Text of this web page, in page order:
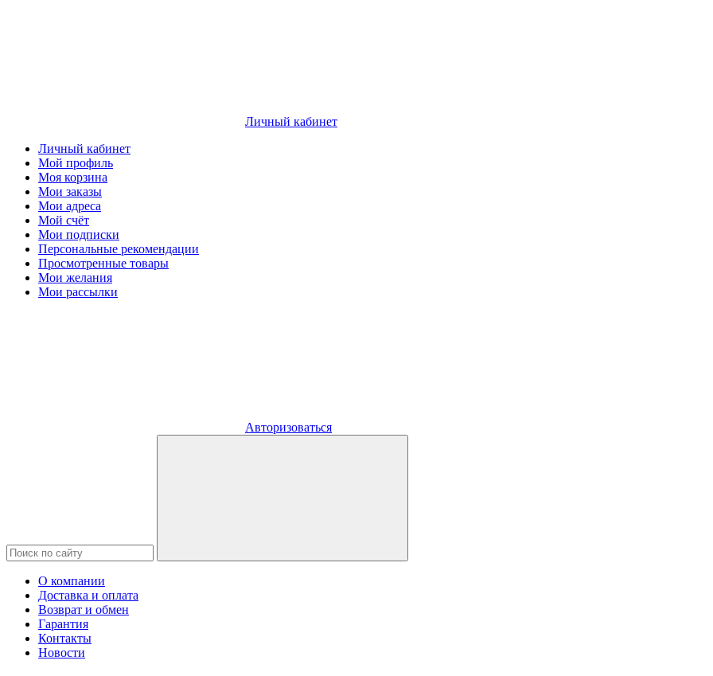
Личный кабинет
Личный кабинет
Мой профиль
Моя корзина
Мои заказы
Мои адреса
Мой счёт
Мои подписки
Персональные рекомендации
Просмотренные товары
Мои желания
Мои рассылки
Авторизоваться
О компании
Доставка и оплата
Возврат и обмен
Гарантия
Контакты
Новости